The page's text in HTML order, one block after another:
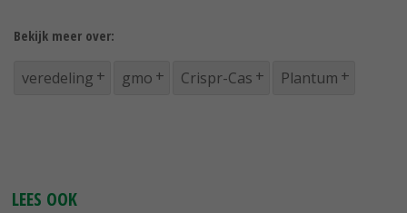
Bekijk meer over:
veredeling gmo Crispr-Cas Plantum
LEES OOK